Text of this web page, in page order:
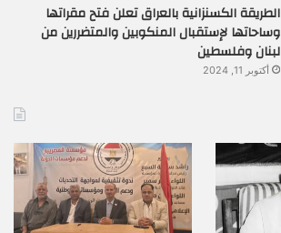
الطريقة الكسنزانية بالعراق تعلن فتح مقراتها
وساحاتها لإستقبال المنكوبين والمتضررين من
لبنان وفلسطين
أكتوبر 11, 2024